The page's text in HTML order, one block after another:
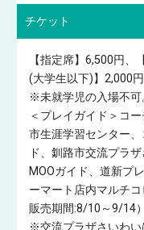
チケット
【指定席】6,500円
(大学生以下)】2,000
※未就学児の入場不可
＜プレイガイド＞コ
市生涯学習センター
ド、釧路市交流プラ
MOOガイド、道新プ
ーマート店内マルチ
販売期間:8/10～9/14）
※交流プラザさいわい